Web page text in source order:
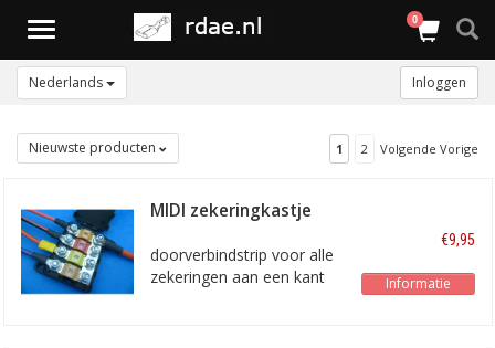
Toggle
0
Nederlands Inloggen
Nieuwste producten 1 2 Volgende Vorige
MIDI zekeringkastje
MIDI-4-Compact
doorverbindstrip voor alle
zekeringen aan een kant
€9,95
Informatie